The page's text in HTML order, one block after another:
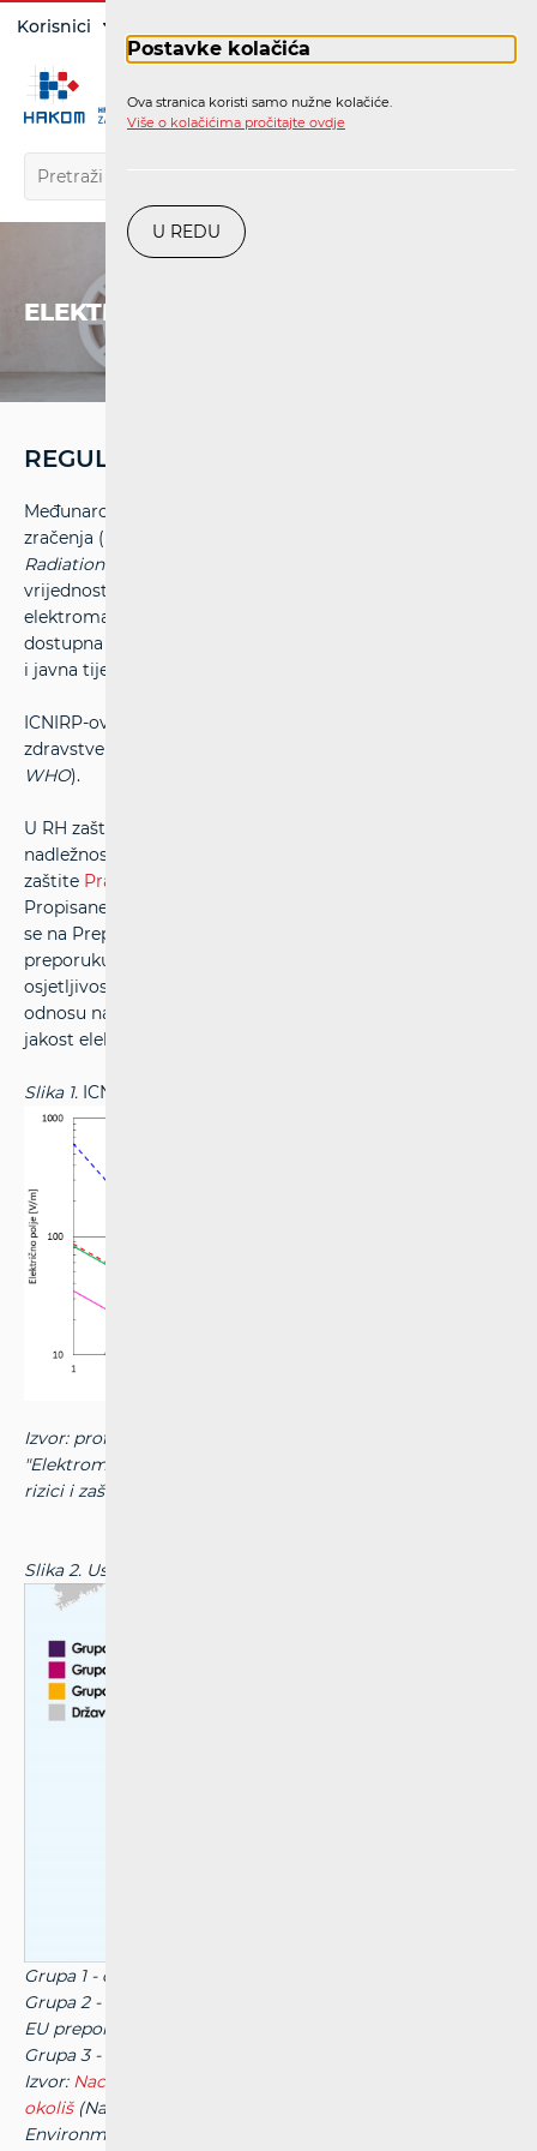
Postavke kolačića
Ova stranica koristi samo nužne kolačiće.
Više o kolačićima pročitajte ovdje
U REDU
Korisnici
ELEKTRONIČKE KOMUNIKACIJE
REGULATIVA
Međunarodna komisija za zaštitu od neionizirajućeg
zračenja (
Radiation Protection -
vrijednosti razina izlaganja neionizirajućim
elektromagnetskim poljima u javnim područjima, koja su
dostupna općoj populaciji. ICNIRP financiraju vlade država
i javna tijela te je u potpunosti neovisan o industriji.
ICNIRP-ove preporuke u svom radu koristi i Svjetska
zdravstvena organizacija (
WHO).
U RH zaštita ljudi od elektromagnetskih polja u
nadležnosti je Ministarstva zdravstva koje propisuje mjere
zaštite Pravilnikom o zaštiti od elektromagnetskih polja
Propisane granične vrijednosti za javno područje temelje
se na Preporuci Vijeća Europske unije. U odnosu na
preporuku dodatno je uveden pojam područja povećane
osjetljivosti, za koje su propisane strože granične razine u
odnosu na granične razine za javna područja, (2,5 puta za
jakost električnog polja, 6,25 puta za gustoću snage).
Slika 1. ICNIRP ograničenja i ograničenja u HR
Izvor: prof. dr. sc. Davor Bonefačić: prezentacija
"Elektromagnetska polja visokih frekvencija - izloženost,
rizici i zaštita", FER, 2020.
Slika 2. Usporedba ograničenja EMP na EU razini
Grupa 1 - ograničenja u skladu s EU preporukom
Grupa 2 - bez ograničenja ili manje stroža ograničenja od
EU preporuke
Grupa 3 - stroža ograničenja od EU preporuke
Izvor: Nacionalni institut za javno zdravlje i
okoliš(National Institute for Public Health and the
Environment - RIVM), Nizozemska